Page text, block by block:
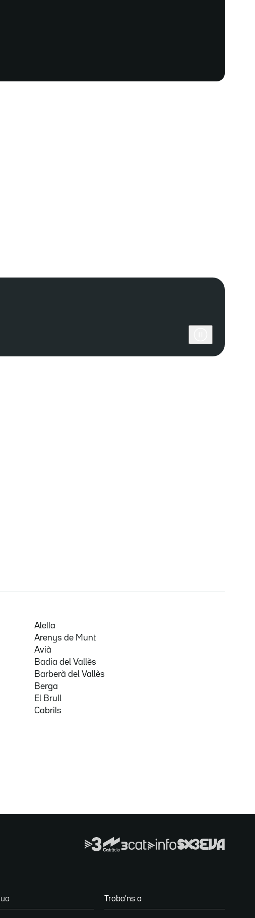
Alella
Arenys de Munt
Avià
Badia del Vallès
Barberà del Vallès
Berga
El Brull
Cabrils
Troba'ns a